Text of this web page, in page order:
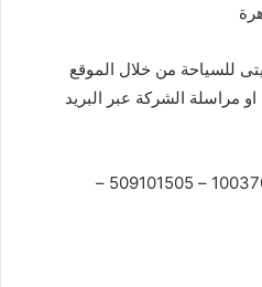
للسياحة من خلال الموقع
او مراسلة الشركة عبر البريد
الهاتف : 502334647 – 1003707201 – 509101505 –